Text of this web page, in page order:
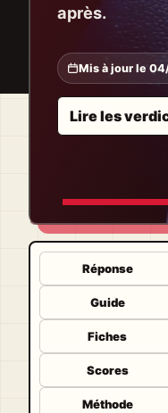
après.
Mis à jour le
Lire les
Meilleur casque
Réponse
Guide
Fiches
Scores
Méthode